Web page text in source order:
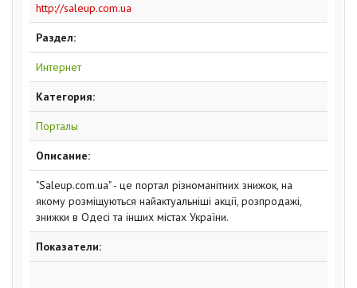
http://saleup.com.ua
Раздел:
Интернет
Категория:
Порталы
Описание:
"Saleup.com.ua" - це портал різноманітних знижок, на
якому розміщуються найактуальніші акції, розпродажі,
знижки в Одесі та інших містах України.
Показатели: